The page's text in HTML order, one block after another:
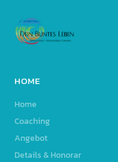
HOME
Home
Coaching
Angebot
Details & Honorar